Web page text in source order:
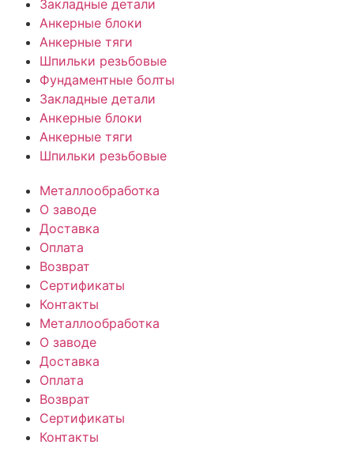
Закладные детали
Анкерные блоки
Анкерные тяги
Шпильки резьбовые
Фундаментные болты
Закладные детали
Анкерные блоки
Анкерные тяги
Шпильки резьбовые
Металлообработка
О заводе
Доставка
Оплата
Возврат
Сертификаты
Контакты
Металлообработка
О заводе
Доставка
Оплата
Возврат
Сертификаты
Контакты